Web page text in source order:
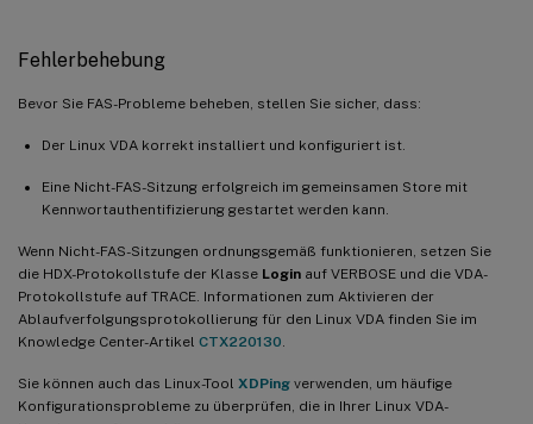
Fehlerbehebung
Bevor Sie FAS-Probleme beheben, stellen Sie sicher, dass:
Der Linux VDA korrekt installiert und konfiguriert ist.
Eine Nicht-FAS-Sitzung erfolgreich im gemeinsamen Store mit
Kennwortauthentifizierung gestartet werden kann.
Wenn Nicht-FAS-Sitzungen ordnungsgemäß funktionieren, setzen Sie
die HDX-Protokollstufe der Klasse Login auf VERBOSE und die VDA-
Protokollstufe auf TRACE. Informationen zum Aktivieren der
Ablaufverfolgungsprotokollierung für den Linux VDA finden Sie im
Knowledge Center-Artikel CTX220130
Sie können auch das Linux-Tool XDPing verwenden, um häufige
Konfigurationsprobleme zu überprüfen, die in Ihrer Linux VDA-